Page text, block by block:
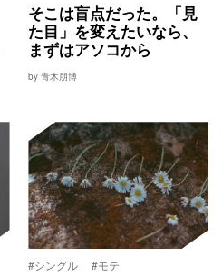
そこは盲点だった。「見
た目」を変えたいなら、
まずはアソコから
by 青木朋博
#シングル #モテ